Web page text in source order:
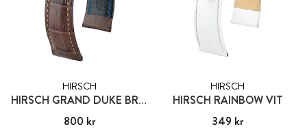
HIRSCH
HIRSCH GRAND DUKE BRUN
Pris:800 kr
800 kr
HIRSCH
HIRSCH RAINBOW VIT
Pris:349 kr
349 kr